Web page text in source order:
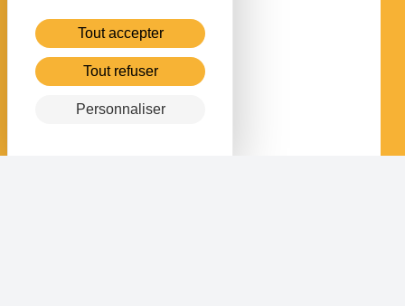
Tout accepter
Tout refuser
Personnaliser